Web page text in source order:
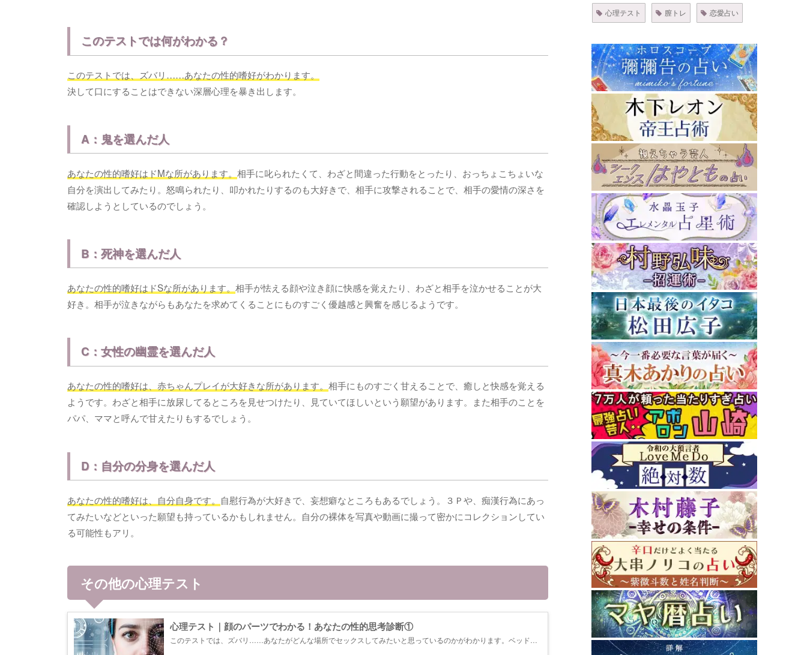
このテストでは何がわかる？
このテストでは、ズバリ……あなたの性的嗜好がわかります。
決して口にすることはできない深層心理を暴き出します。
A：鬼を選んだ人
あなたの性的嗜好はドMな所があります。 相手に叱られたくて、わざと間違った行動をとったり、おっちょこちょいな
自分を演出してみたり。怒鳴られたり、叩かれたりするのも大好きで、相手に攻撃されることで、相手の愛情の深さを
確認しようとしているのでしょう。
B：死神を選んだ人
あなたの性的嗜好はドSな所があります。 相手が怯える顔や泣き顔に快感を覚えたり、わざと相手を泣かせることが大
好き。相手が泣きながらもあなたを求めてくることにものすごく優越感と興奮を感じるようです。
C：女性の幽霊を選んだ人
あなたの性的嗜好は、赤ちゃんプレイが大好きな所があります。 相手にものすごく甘えることで、癒しと快感を覚える
ようです。わざと相手に放尿してるところを見せつけたり、見ていてほしいという願望があります。また相手のことを
パパ、ママと呼んで甘えたりもするでしょう。
D：自分の分身を選んだ人
あなたの性的嗜好は、自分自身です。 自慰行為が大好きで、妄想癖なところもあるでしょう。３Ｐや、痴漢行為にあっ
てみたいなどといった願望も持っているかもしれません。自分の裸体を写真や動画に撮って密かにコレクションしてい
る可能性もアリ。
その他の心理テスト
心理テスト｜顔のパーツでわかる！あなたの性的思考診断①
このテストでは、ズバリ……あなたがどんな場所でセックスしてみたいと思っているのかがわかります。ベッドの
心理テスト 膣トレ 恋愛占い